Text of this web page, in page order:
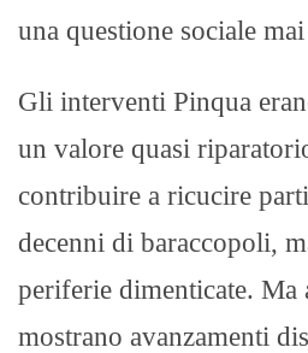
una questione sociale
Gli interventi Pinqua
un valore quasi
contribuire a ricucire
decenni di baraccopoli,
periferie dimenticate. Ma
mostrano avanzamenti